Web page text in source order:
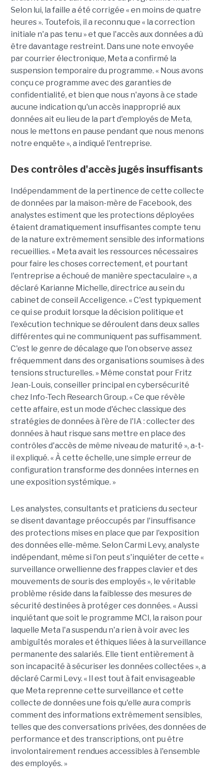
Selon lui, la faille a été corrigée « en moins de quatre
heures ». Toutefois, il a reconnu que « la correction
initiale n'a pas tenu » et que l'accès aux données a dû
être davantage restreint. Dans une note envoyée
par courrier électronique, Meta a confirmé la
suspension temporaire du programme. « Nous avons
conçu ce programme avec des garanties de
confidentialité, et bien que nous n'ayons à ce stade
aucune indication qu'un accès inapproprié aux
données ait eu lieu de la part d'employés de Meta,
nous le mettons en pause pendant que nous menons
notre enquête », a indiqué l'entreprise.
Des contrôles d'accès jugés insuffisants
Indépendamment de la pertinence de cette collecte
de données par la maison-mère de Facebook, des
analystes estiment que les protections déployées
étaient dramatiquement insuffisantes compte tenu
de la nature extrêmement sensible des informations
recueillies. « Meta avait les ressources nécessaires
pour faire les choses correctement, et pourtant
l'entreprise a échoué de manière spectaculaire », a
déclaré Karianne Michelle, directrice au sein du
cabinet de conseil Acceligence. « C'est typiquement
ce qui se produit lorsque la décision politique et
l'exécution technique se déroulent dans deux salles
différentes qui ne communiquent pas suffisamment.
C'est le genre de décalage que l'on observe assez
fréquemment dans des organisations soumises à des
tensions structurelles. » Même constat pour Fritz
Jean-Louis, conseiller principal en cybersécurité
chez Info-Tech Research Group. « Ce que révèle
cette affaire, est un mode d'échec classique des
stratégies de données à l'ère de l'IA : collecter des
données à haut risque sans mettre en place des
contrôles d'accès de même niveau de maturité », a-t-
il expliqué. « À cette échelle, une simple erreur de
configuration transforme des données internes en
une exposition systémique. »
Les analystes, consultants et praticiens du secteur
se disent davantage préoccupés par l'insuffisance
des protections mises en place que par l'exposition
des données elle-même. Selon Carmi Levy, analyste
indépendant, même si l'on peut s'inquiéter de cette «
surveillance orwellienne des frappes clavier et des
mouvements de souris des employés », le véritable
problème réside dans la faiblesse des mesures de
sécurité destinées à protéger ces données. « Aussi
inquiétant que soit le programme MCI, la raison pour
laquelle Meta l'a suspendu n'a rien à voir avec les
ambiguïtés morales et éthiques liées à la surveillance
permanente des salariés. Elle tient entièrement à
son incapacité à sécuriser les données collectées », a
déclaré Carmi Levy. « Il est tout à fait envisageable
que Meta reprenne cette surveillance et cette
collecte de données une fois qu'elle aura compris
comment des informations extrêmement sensibles,
telles que des conversations privées, des données de
performance et des transcriptions, ont pu être
involontairement rendues accessibles à l'ensemble
des employés. »